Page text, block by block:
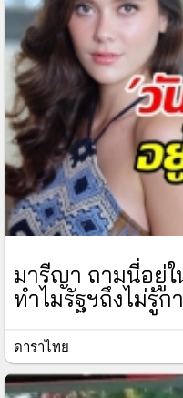
มารีญา ถามนี่อยู่ใ
ทำไมรัฐฯถึงไม่รู้ก
ดาราไทย